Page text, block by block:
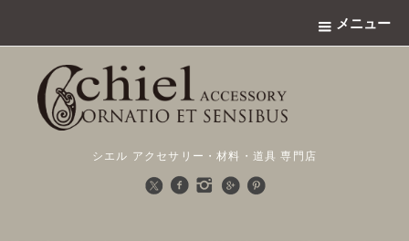
メニュー
シエル アクセサリー・材料・道具 専門店